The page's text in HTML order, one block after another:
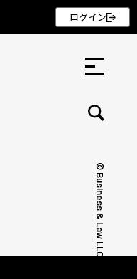
© Business & Law LLC.
ログイン